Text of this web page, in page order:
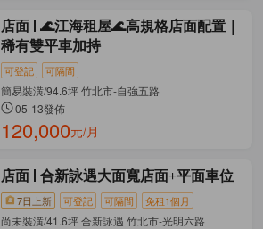
店面
🌊江海租屋🌊高規格店面配置｜
稀有雙平車加持
可登記 可隔間
簡易裝潢/94.6坪 竹北市-自強五路
05-13發佈
120,000元/月
店面 合新詠遇大面寬店面+平面車位
7日上新 可登記 可隔間 免租1個月
尚未裝潢/41.6坪 合新詠遇 竹北市-光明六路